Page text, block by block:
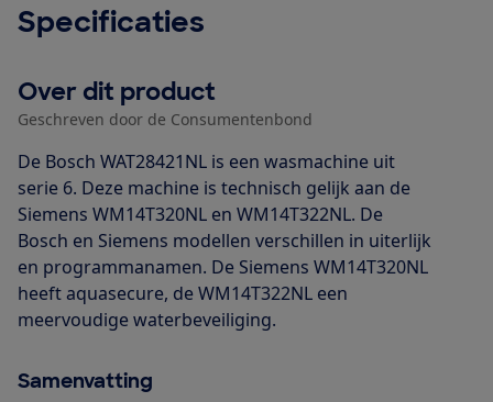
Specificaties
Over dit product
Geschreven door de Consumentenbond
De Bosch WAT28421NL is een wasmachine uit
serie 6. Deze machine is technisch gelijk aan de
Siemens WM14T320NL en WM14T322NL. De
Bosch en Siemens modellen verschillen in uiterlijk
en programmanamen. De Siemens WM14T320NL
heeft aquasecure, de WM14T322NL een
meervoudige waterbeveiliging.
Samenvatting